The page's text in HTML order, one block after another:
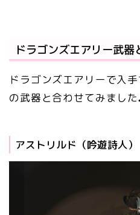
ドラゴンズエアリー武器
ドラゴンズエアリーで入
の武器と合わせてみまし
アストリルド（吟遊詩人）